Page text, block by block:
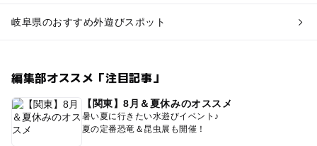
岐阜県のおすすめ外遊びスポット
編集部オススメ「注目記事」
【関東】8月＆夏休みのオススメ
暑い夏に行きたい水遊びイベント♪
夏の定番恐竜＆昆虫展も開催！